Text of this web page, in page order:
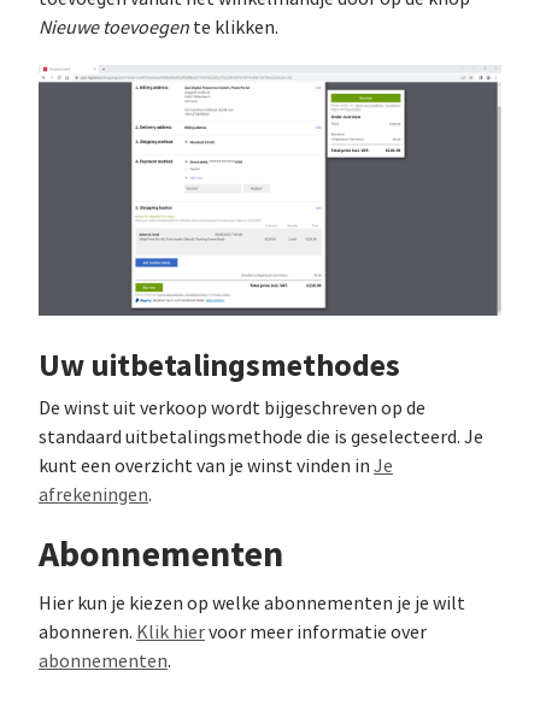
Nieuwe toevoegen te klikken.
Uw uitbetalingsmethodes
De winst uit verkoop wordt bijgeschreven op de
standaard uitbetalingsmethode die is geselecteerd. Je
kunt een overzicht van je winst vinden in Je
afrekeningen.
Abonnementen
Hier kun je kiezen op welke abonnementen je je wilt
abonneren. Klik hiervoor meer informatie over
abonnementen.